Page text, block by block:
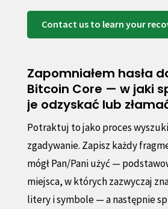
Contact us to learn your
Zapomniałem hasła
Bitcoin Core — w jaki
je odzyskać lub
Potraktuj to jako proces
zgadywanie. Zapisz każdy
mógł Pan/Pani użyć —
miejsca, w których zazwyczaj
litery i symbole — a następnie